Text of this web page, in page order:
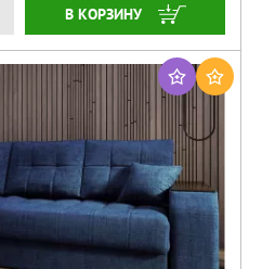
ЗАКАЗАТЬ